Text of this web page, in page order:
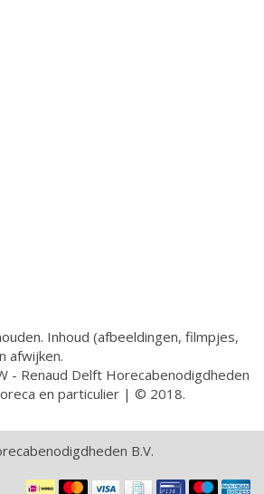
Inhoud (afbeeldingen, filmpjes,
afwijken.
- Renaud Delft Horecabenodigdheden
en particulier | © 2018.
B.V.